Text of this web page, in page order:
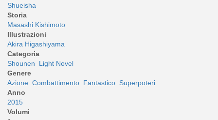
Shueisha
Storia
Masashi Kishimoto
Illustrazioni
Akira Higashiyama
Categoria
Shounen
Light Novel
Genere
Azione Combattimento Fantastico Superpoteri
Anno
2015
Volumi